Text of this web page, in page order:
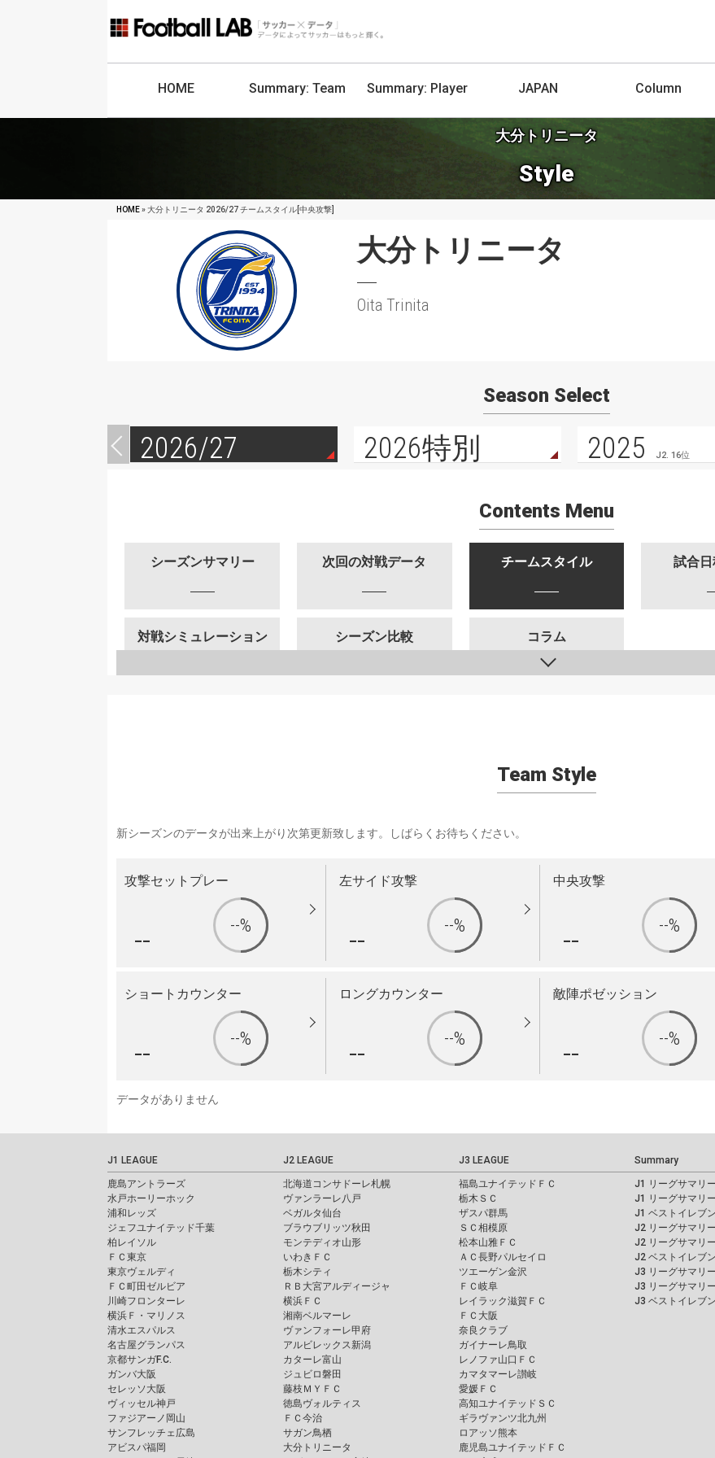
HOME Summary: Team Summary: Player JAPAN Column
大分トリニータ
Style
HOME» 大分トリニータ 2026/27 チームスタイル[中央攻撃]
大分トリニータ
Oita Trinita
Season Select
2026/27 2026特別 2025 J2. 16位
Contents Menu
シーズンサマリー 次回の対戦データ チームスタイル 試合
対戦シミュレーション シーズン比較 コラム
Team Style
新シーズンのデータが出来上がり次第更新致します。しばらくお待ちください。
攻撃セットプレー
-- --%
左サイド攻撃
-- --%
中央攻撃
-- --%
ショートカウンター
-- --%
ロングカウンター
-- --%
敵陣ポゼッション
-- --%
データがありません
J1 LEAGUE
鹿島アントラーズ
水戸ホーリーホック
浦和レッズ
ジェフユナイテッド千葉
柏レイソル
ＦＣ東京
東京ヴェルディ
ＦＣ町田ゼルビア
川崎フロンターレ
横浜Ｆ・マリノス
清水エスパルス
名古屋グランパス
京都サンガF.C.
ガンバ大阪
セレッソ大阪
ヴィッセル神戸
ファジアーノ岡山
サンフレッチェ広島
アビスパ福岡
J2 LEAGUE
北海道コンサドーレ札幌
ヴァンラーレ八戸
ベガルタ仙台
ブラウブリッツ秋田
モンテディオ山形
いわきＦＣ
栃木シティ
ＲＢ大宮アルディージャ
横浜ＦＣ
湘南ベルマーレ
ヴァンフォーレ甲府
アルビレックス新潟
カターレ富山
ジュビロ磐田
藤枝ＭＹＦＣ
徳島ヴォルティス
ＦＣ今治
サガン鳥栖
大分トリニータ
J3 LEAGUE
福島ユナイテッドＦＣ
栃木ＳＣ
ザスパ群馬
ＳＣ相模原
松本山雅ＦＣ
ＡＣ長野パルセイロ
ツエーゲン金沢
ＦＣ岐阜
レイラック滋賀ＦＣ
ＦＣ大阪
奈良クラブ
ガイナーレ鳥取
レノファ山口ＦＣ
カマタマーレ讃岐
愛媛ＦＣ
高知ユナイテッドＳＣ
ギラヴァンツ北九州
ロアッソ熊本
鹿児島ユナイテッドＦＣ
Summary
J1 リーグサマリ
J1 リーグサマリ
J1 ベストイレブン
J2 リーグサマリ
J2 リーグサマリ
J2 ベストイレブン
J3 リーグサマリ
J3 リーグサマリ
J3 ベストイレブン